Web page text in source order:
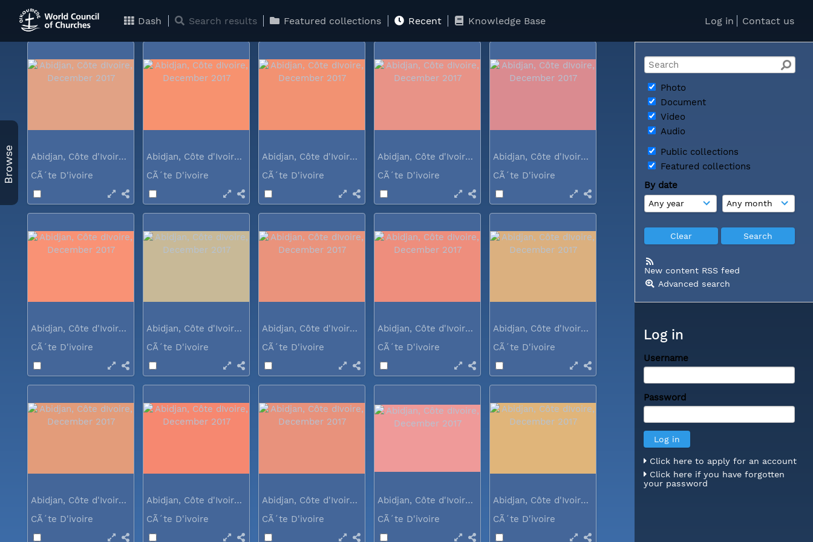
Log in Contact us
Dash Search results Featured collections Recent Knowledge Base
Photo
Document
Video
Audio
Public collections
Featured collections
By date
New content RSS feed
Advanced search
Log in
Username
Password
Click here to apply for an account
Click here if you have forgotten
your password
Browse
Abidjan, Côte d'Ivoire, December 2017
CÃ´te D'ivoire
Abidjan, Côte d'Ivoire, December 2017
CÃ´te D'ivoire
Abidjan, Côte d'Ivoire, December 2017
CÃ´te D'ivoire
Abidjan, Côte d'Ivoire, December 2017
CÃ´te D'ivoire
Abidjan, Côte d'Ivoire, December 2017
CÃ´te D'ivoire
Abidjan, Côte d'Ivoire, December 2017
CÃ´te D'ivoire
Abidjan, Côte d'Ivoire, December 2017
CÃ´te D'ivoire
Abidjan, Côte d'Ivoire, December 2017
CÃ´te D'ivoire
Abidjan, Côte d'Ivoire, December 2017
CÃ´te D'ivoire
Abidjan, Côte d'Ivoire, December 2017
CÃ´te D'ivoire
Abidjan, Côte d'Ivoire, December 2017
CÃ´te D'ivoire
Abidjan, Côte d'Ivoire, December 2017
CÃ´te D'ivoire
Abidjan, Côte d'Ivoire, December 2017
CÃ´te D'ivoire
Abidjan, Côte d'Ivoire, December 2017
CÃ´te D'ivoire
Abidjan, Côte d'Ivoire, December 2017
CÃ´te D'ivoire